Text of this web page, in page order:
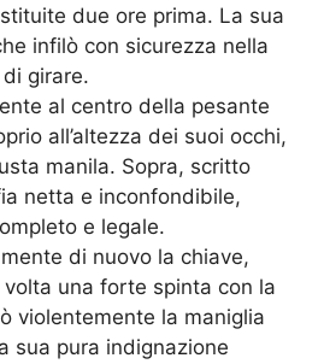
due ore prima. La sua
infilò con sicurezza nella
girare.
al centro della pesante
all’altezza dei suoi occhi,
manila. Sopra, scritto
netta e inconfondibile,
e legale.
di nuovo la chiave,
una forte spinta con la
violentemente la maniglia
sua pura indignazione